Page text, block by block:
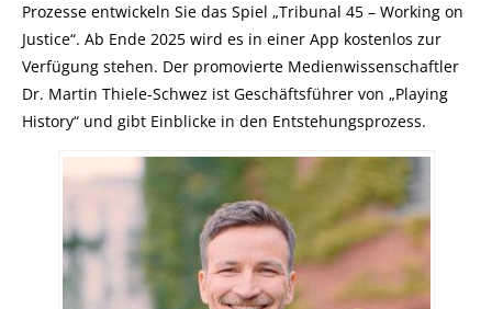
Prozesse entwickeln Sie das Spiel „Tribunal 45 – Working on
Justice“. Ab Ende 2025 wird es in einer App kostenlos zur
Verfügung stehen. Der promovierte Medienwissenschaftler
Dr. Martin Thiele-Schwez ist Geschäftsführer von „Playing
History“ und gibt Einblicke in den Entstehungsprozess.